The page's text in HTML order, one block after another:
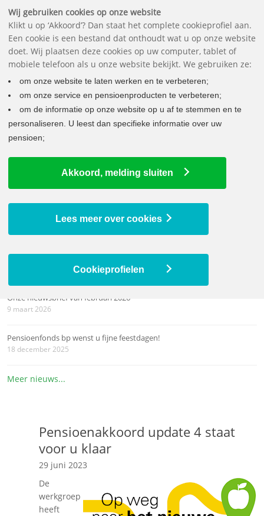
Belangrijke documenten Vragen Contact
DNB gaat akkoord met collectieve waardeoverdracht
16 juli 2026
Onze nieuwsbrief van mei 2026
We verhogen uw pensioen per 1 januari 2026
Onze nieuwsbrief van februari 2026
9 maart 2026
Pensioenfonds bp wenst u fijne feestdagen!
18 december 2025
Meer nieuws...
Pensioenakkoord update 4 staat
voor u klaar
29 juni 2023
De
werkgroep
heeft
Wij gebruiken cookies op onze website
Klikt u op ‘Akkoord’? Dan staat het complete cookieprofiel aan.
Een cookie is een bestand dat onthoudt wat u op onze website
doet. Wij plaatsen deze cookies op uw computer, tablet of
mobiele telefoon als u onze website bekijkt. We gebruiken ze:
om onze website te laten werken en te verbeteren;
om onze service en pensioenproducten te verbeteren;
om de informatie op onze website op u af te stemmen en te
personaliseren. U leest dan specifieke informatie over uw
pensioen;
Akkoord, melding sluiten
Lees meer over cookies
Cookieprofielen